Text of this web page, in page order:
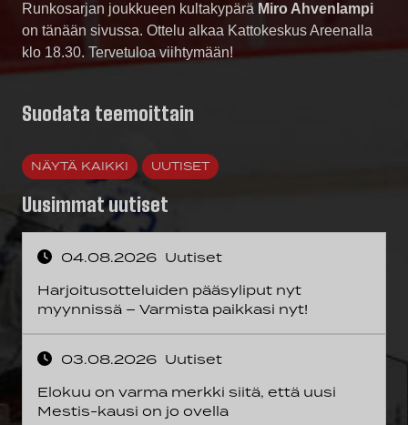
Runkosarjan joukkueen kultakypärä Miro Ahvenlampi
on tänään sivussa. Ottelu alkaa Kattokeskus Areenalla
klo 18.30. Tervetuloa viihtymään!
Suodata teemoittain
NÄYTÄ KAIKKI UUTISET
Uusimmat uutiset
04.08.2026 Uutiset
Harjoitusotteluiden pääsyliput nyt
myynnissä – Varmista paikkasi nyt!
03.08.2026 Uutiset
Elokuu on varma merkki siitä, että uusi
Mestis-kausi on jo ovella